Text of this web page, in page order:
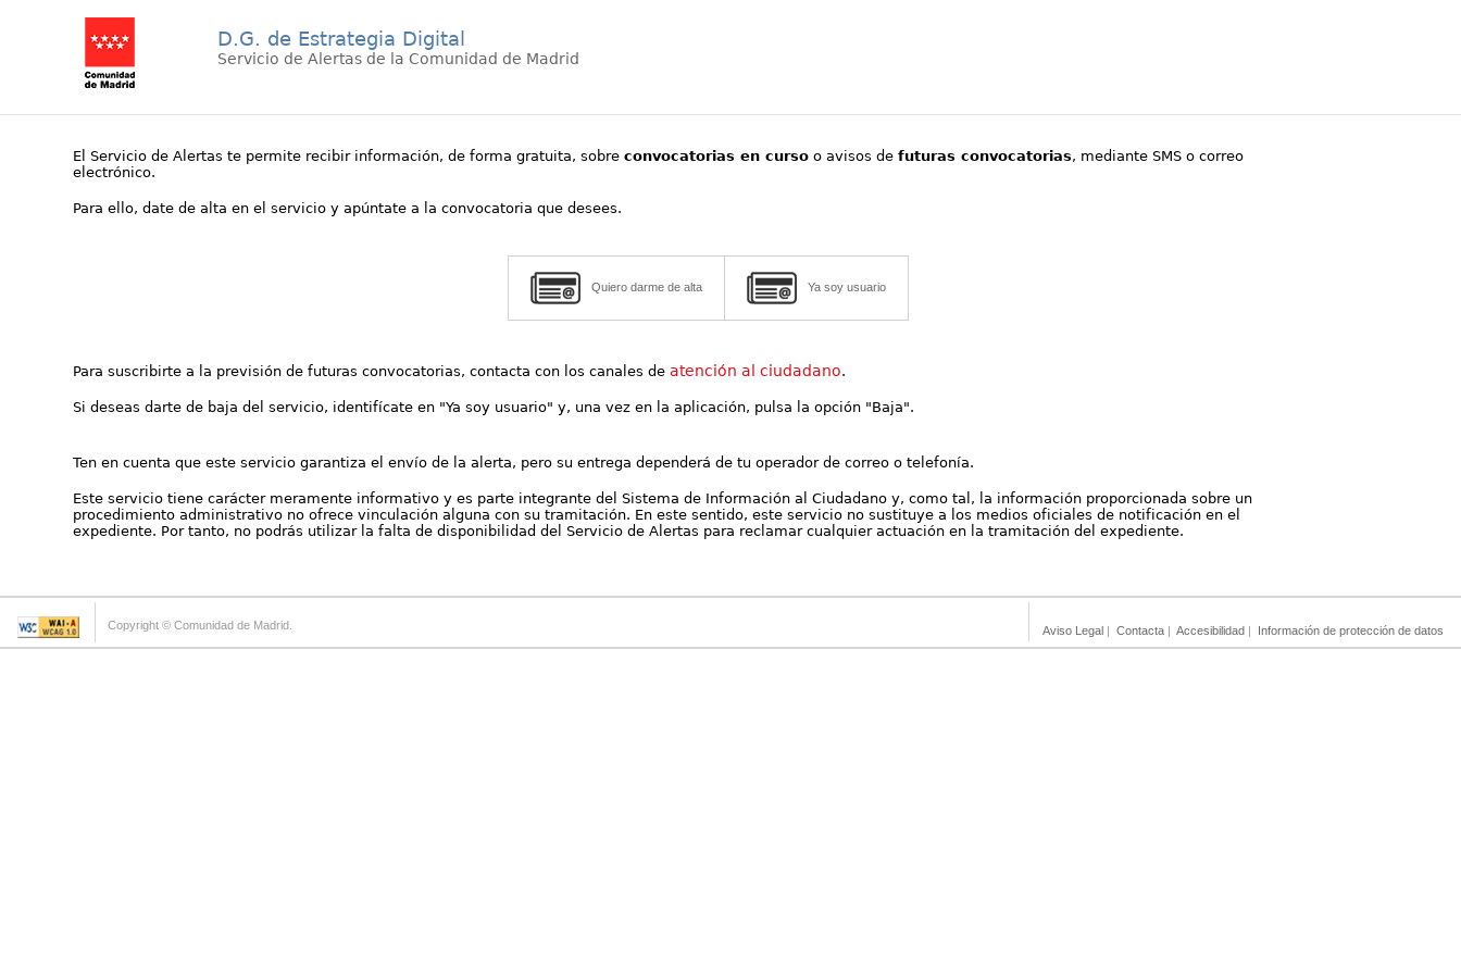
D.G. de Estrategia Digital
Servicio de Alertas de la Comunidad de Madrid
El Servicio de Alertas te permite recibir información, de forma gratuita, sobreconvocatorias en curso o avisos defuturas convocatorias, mediante SMS o correo
electrónico.
Para ello, date de alta en el servicio y apúntate a la convocatoria que desees.
Quiero darme de alta Ya soy usuario
Para suscribirte a la previsión de futuras convocatorias, contacta con los canales deatención al ciudadano.
Si deseas darte de baja del servicio, identifícate en "Ya soy usuario" y, una vez en la aplicación, pulsa la opción "Baja".
Ten en cuenta que este servicio garantiza el envío de la alerta, pero su entrega dependerá de tu operador de correo o telefonía.
Este servicio tiene carácter meramente informativo y es parte integrante del Sistema de Información al Ciudadano y, como tal, la información proporcionada sobre un
procedimiento administrativo no ofrece vinculación alguna con su tramitación. En este sentido, este servicio no sustituye a los medios oficiales de notificación en el
expediente. Por tanto, no podrás utilizar la falta de disponibilidad del Servicio de Alertas para reclamar cualquier actuación en la tramitación del expediente.
Copyright © Comunidad de Madrid. Aviso Legal | Contacta | Accesibilidad | Información de protección de datos